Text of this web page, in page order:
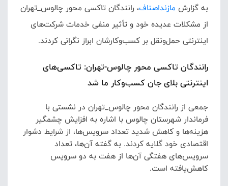
به گزارش مازنداصناف، رانندگان تاکسی محور چالوس_تهران
از مشکلات عدیده خود و تأثیر منفی خدمات شرکت‌های
اینترنتی حمل‌ونقل بر کسب‌وکارشان ابراز نگرانی کردند.
رانندگان تاکسی محور چالوس-تهران: تاکسی‌های
اینترنتی بلای جان کسب‌وکار ما شد
جمعی از رانندگان محور چالوس_تهران در نشستی با
فرماندار شهرستان چالوس با اشاره به افزایش چشمگیر
هزینه‌ها و کاهش شدید تعداد سرویس‌ها، از شرایط دشوار
اقتصادی خود گلایه کردند. به گفته آن‌ها، تعداد
سرویس‌های هفتگی آن‌ها از هفت به دو سرویس
کاهش‌یافته است.